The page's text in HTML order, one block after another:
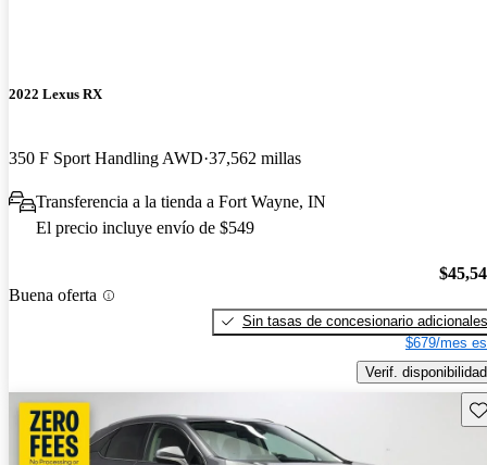
2022 Lexus RX
350 F Sport Handling AWD 37,562 millas
Transferencia a la tienda a Fort Wayne, IN
El precio incluye envío de $549
Buena oferta
Sin tasas de concesionario adicionales
$679/mes
Verif. disponibilidad